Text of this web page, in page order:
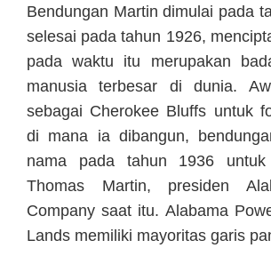
Bendungan Martin dimulai pada
selesai pada tahun 1926,
pada waktu itu merupakan
manusia terbesar di dunia.
sebagai Cherokee Bluffs untuk
di mana ia dibangun,
nama pada tahun 1936 untuk
Thomas Martin, presiden
Company saat itu. Alabama
Lands memiliki mayoritas garis